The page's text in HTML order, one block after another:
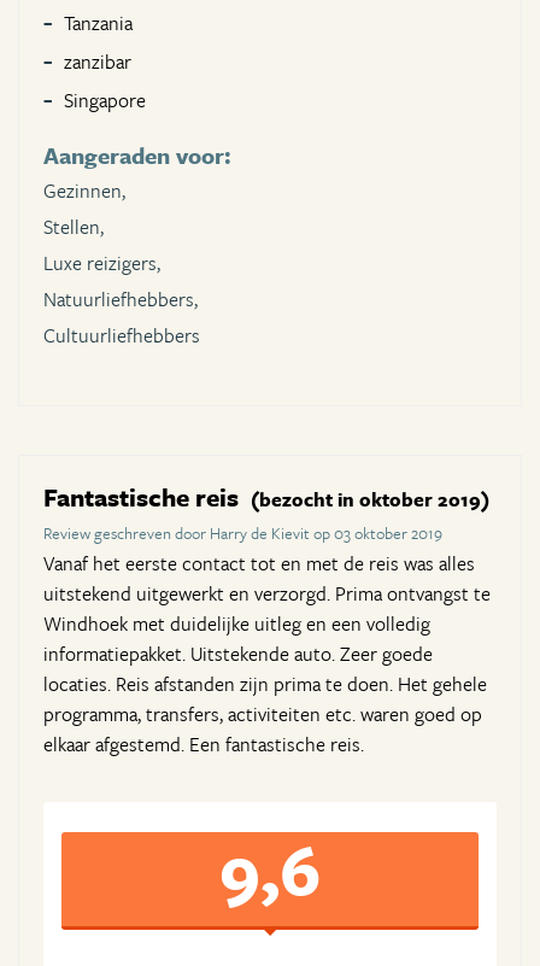
Tanzania
zanzibar
Singapore
Aangeraden voor:
Gezinnen,
Stellen,
Luxe reizigers,
Natuurliefhebbers,
Cultuurliefhebbers
Fantastische reis (bezocht in oktober 2019)
Review geschreven door Harry de Kievit op 03 oktober 2019
Vanaf het eerste contact tot en met de reis was alles
uitstekend uitgewerkt en verzorgd. Prima ontvangst te
Windhoek met duidelijke uitleg en een volledig
informatiepakket. Uitstekende auto. Zeer goede
locaties. Reis afstanden zijn prima te doen. Het gehele
programma, transfers, activiteiten etc. waren goed op
elkaar afgestemd. Een fantastische reis.
9,6